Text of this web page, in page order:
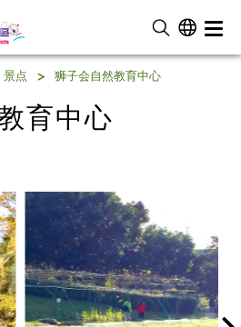
育中心
景点 狮子会自然教育中心
育中心